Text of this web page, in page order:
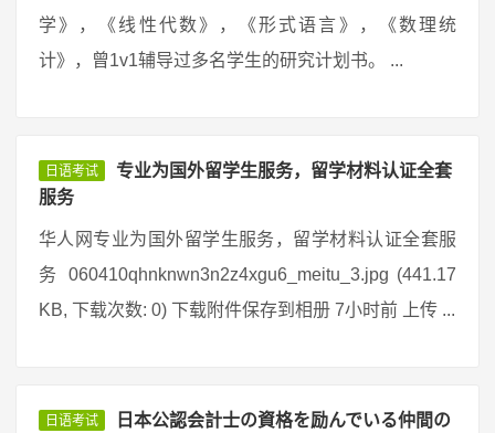
学》，《线性代数》，《形式语言》，《数理统
计》，曾1v1辅导过多名学生的研究计划书。 ...
日语考试
专业为国外留学生服务，留学材料认证全套
服务
华人网专业为国外留学生服务，留学材料认证全套服
务 060410qhnknwn3n2z4xgu6_meitu_3.jpg (441.17
KB, 下载次数: 0) 下载附件保存到相册 7小时前 上传 ...
日语考试
日本公認会計士の資格を励んでいる仲間の